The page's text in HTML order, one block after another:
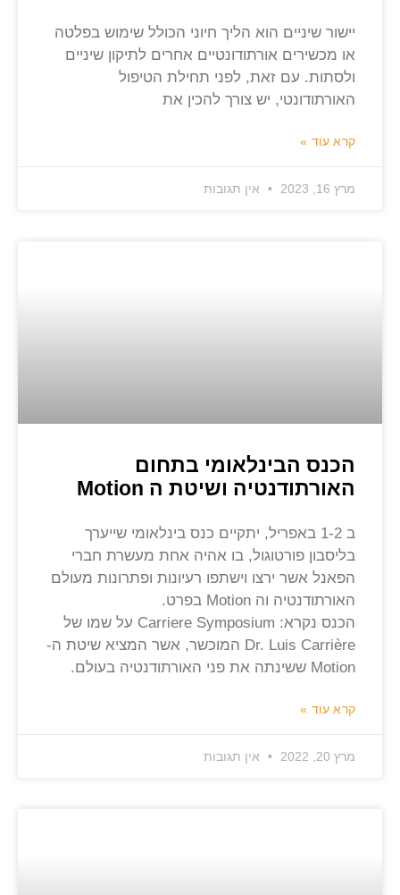
יישור שיניים הוא הליך חיוני הכולל שימוש בפלטה
או מכשירים אורתודונטיים אחרים לתיקון שיניים
ולסתות. עם זאת, לפני תחילת הטיפול
האורתודונטי, יש צורך להכין את
קרא עוד »
מרץ 16, 2023 אין תגובות
הכנס הבינלאומי בתחום
האורתודנטיה ושיטת ה Motion
ב 1-2 באפריל, יתקיים כנס בינלאומי שייערך
בליסבון פורטוגול, בו אהיה אחת מעשרת חברי
הפאנל אשר ירצו וישתפו רעיונות ופתרונות מעולם
האורתודנטיה וה Motion בפרט.
הכנס נקרא: Carriere Symposium על שמו של
Dr. Luis Carrière המוכשר, אשר המציא שיטת ה-
Motion ששינתה את פני האורתודנטיה בעולם.
קרא עוד »
מרץ 20, 2022 אין תגובות